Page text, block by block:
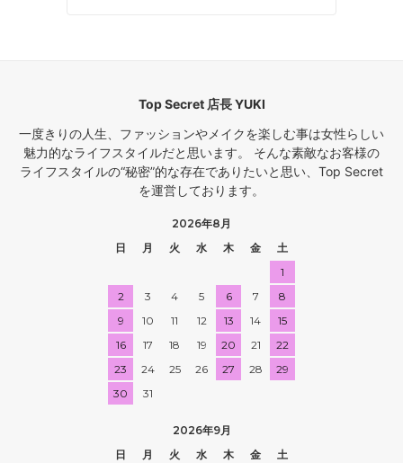
Top Secret 店長 YUKI
一度きりの人生、ファッションやメイクを楽しむ事は女性らしい
魅力的なライフスタイルだと思います。 そんな素敵なお客様の
ライフスタイルの“秘密”的な存在でありたいと思い、Top Secret
を運営しております。
2026年8月
日
月 火 水 木 金
土
1
2
3 4 5 6 7
8
9
10 11 12 13 14
15
16
17 18 19 20 21
22
23
24 25 26 27 28
29
30
31
2026年9月
日
月 火 水 木 金
土